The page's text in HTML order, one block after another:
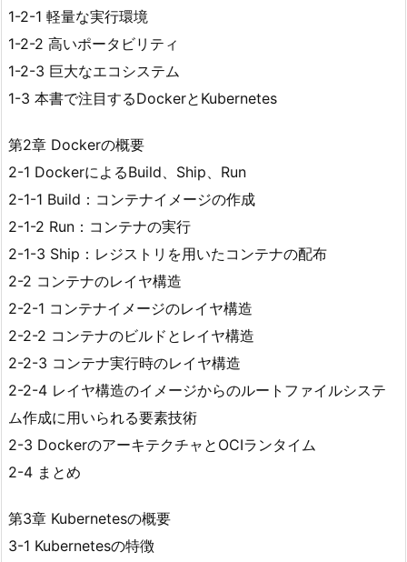
1-2-1 軽量な実行環境
1-2-2 高いポータビリティ
1-2-3 巨大なエコシステム
1-3 本書で注目するDockerとKubernetes
第2章 Dockerの概要
2-1 DockerによるBuild、Ship、Run
2-1-1 Build：コンテナイメージの作成
2-1-2 Run：コンテナの実行
2-1-3 Ship：レジストリを用いたコンテナの配布
2-2 コンテナのレイヤ構造
2-2-1 コンテナイメージのレイヤ構造
2-2-2 コンテナのビルドとレイヤ構造
2-2-3 コンテナ実行時のレイヤ構造
2-2-4 レイヤ構造のイメージからのルートファイルシステ
ム作成に用いられる要素技術
2-3 DockerのアーキテクチャとOCIランタイム
2-4 まとめ
第3章 Kubernetesの概要
3-1 Kubernetesの特徴